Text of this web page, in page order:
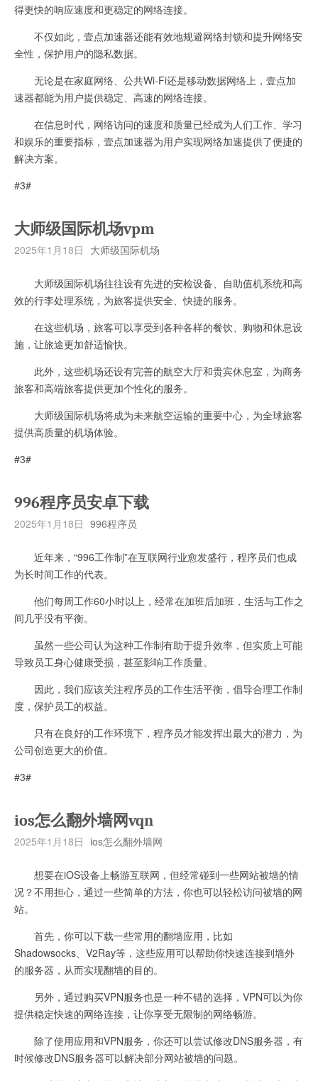
得更快的响应速度和更稳定的网络连接。
不仅如此，壹点加速器还能有效地规避网络封锁和提升网络安
全性，保护用户的隐私数据。
无论是在家庭网络、公共Wi-Fi还是移动数据网络上，壹点加
速器都能为用户提供稳定、高速的网络连接。
在信息时代，网络访问的速度和质量已经成为人们工作、学习
和娱乐的重要指标，壹点加速器为用户实现网络加速提供了便捷的
解决方案。
#3#
大师级国际机场vpm
2025年1月18日 大师级国际机场
大师级国际机场往往设有先进的安检设备、自助值机系统和高
效的行李处理系统，为旅客提供安全、快捷的服务。
在这些机场，旅客可以享受到各种各样的餐饮、购物和休息设
施，让旅途更加舒适愉快。
此外，这些机场还设有完善的航空大厅和贵宾休息室，为商务
旅客和高端旅客提供更加个性化的服务。
大师级国际机场将成为未来航空运输的重要中心，为全球旅客
提供高质量的机场体验。
#3#
996程序员安卓下载
2025年1月18日 996程序员
近年来，“996工作制”在互联网行业愈发盛行，程序员们也成
为长时间工作的代表。
他们每周工作60小时以上，经常在加班后加班，生活与工作之
间几乎没有平衡。
虽然一些公司认为这种工作制有助于提升效率，但实质上可能
导致员工身心健康受损，甚至影响工作质量。
因此，我们应该关注程序员的工作生活平衡，倡导合理工作制
度，保护员工的权益。
只有在良好的工作环境下，程序员才能发挥出最大的潜力，为
公司创造更大的价值。
#3#
ios怎么翻外墙网vqn
2025年1月18日 ios怎么翻外墙网
想要在iOS设备上畅游互联网，但经常碰到一些网站被墙的情
况？不用担心，通过一些简单的方法，你也可以轻松访问被墙的网
站。
首先，你可以下载一些常用的翻墙应用，比如
Shadowsocks、V2Ray等，这些应用可以帮助你快速连接到墙外
的服务器，从而实现翻墙的目的。
另外，通过购买VPN服务也是一种不错的选择，VPN可以为你
提供稳定快速的网络连接，让你享受无限制的网络畅游。
除了使用应用和VPN服务，你还可以尝试修改DNS服务器，有
时候修改DNS服务器可以解决部分网站被墙的问题。